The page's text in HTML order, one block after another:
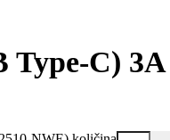
Type-C)